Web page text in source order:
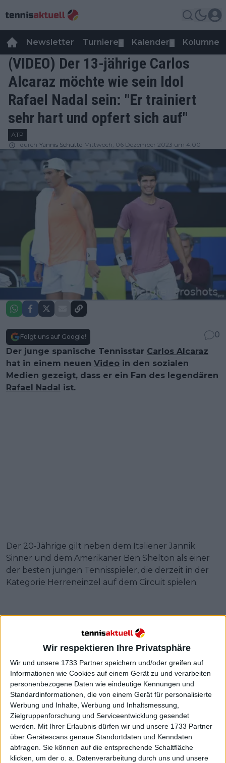
Wir respektieren Ihre Privatsphäre
Wir und unsere 1733 Partner speichern und/oder greifen auf
Informationen wie Cookies auf einem Gerät zu und verarbeiten
personenbezogene Daten wie eindeutige Kennungen und
Standardinformationen, die von einem Gerät für personalisierte
Werbung und Inhalte, Werbung und Inhaltsmessung,
Zielgruppenforschung und Serviceentwicklung gesendet
werden.
Mit Ihrer Erlaubnis dürfen wir und unsere 1733 Partner
über Gerätescans genaue Standortdaten und Kenndaten
abfragen. Sie können auf die entsprechende Schaltfläche
klicken, um der o. a. Datenverarbeitung durch uns und unsere
Newsletter Turniere Kalender Kolumnen
(VIDEO) Der 13-jährige Carlos
Alcaraz möchte wie sein Idol
Rafael Nadal sein: "Er trainiert
sehr hart und opfert sich auf"
ATP
durch Yannis Schutte Mittwoch, 06 Dezember 2023 um 4:00
Folgt uns auf Google!
0
Der junge spanische Tennisstar Carlos Alcaraz
hat in einem neuen Video in den sozialen
Medien gezeigt, dass er ein Fan des legendären
Rafael Nadal ist.
Der 20-Jährige gilt neben dem Italiener Jannik
Sinner und dem Amerikaner Ben Shelton als einer
der besten jungen Tennisspieler, die derzeit in der
Kategorie Herreneinzel auf dem Circuit spielen.
TheTennisLetter · Follow
13 year old Carlos Alcaraz speaking
about his idol, Rafa Nadal:
"I want to be top 10 in the world. I want
to be like Rafa Nadal because he trains
very hard, sacrifices himself & puts in a
lot of effort.” ❤️
(via @calvonbauer)